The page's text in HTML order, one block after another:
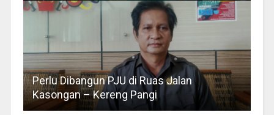
Perlu Dibangun PJU di Ruas Jalan
Kasongan – Kereng Pangi